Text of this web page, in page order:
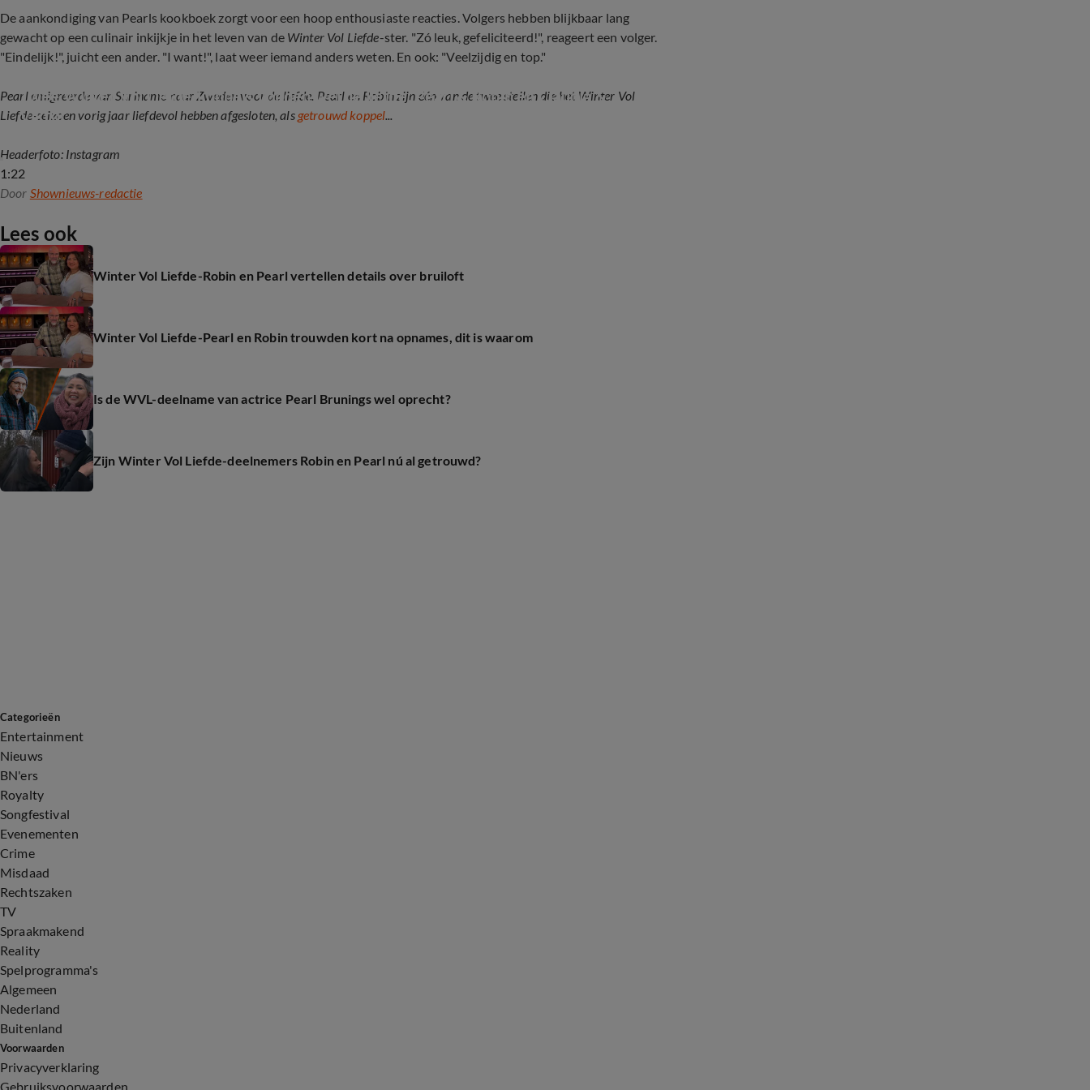
De aankondiging van Pearls kookboek zorgt voor een hoop enthousiaste reacties. Volgers hebben blijkbaar lang
gewacht op een culinair inkijkje in het leven van de Winter Vol Liefde-ster. "Zó leuk, gefeliciteerd!", reageert een volger.
"Eindelijk!", juicht een ander. "I want!", laat weer iemand anders weten. En ook: "Veelzijdig en top."
Pearl emigreerde van Suriname naar Zweden voor de liefde. Pearl en Robin zijn één van de twee stellen die het Winter Vol
Liefde-seizoen vorig jaar liefdevol hebben afgesloten, als getrouwd koppel...
1:22
Twee Winter Vol Liefde-koppels vonden wél de liefde: Pearl & Robin en Claudia &
Viktor
Headerfoto: Instagram
Door Shownieuws-redactie
Lees ook
Winter Vol Liefde-Robin en Pearl vertellen details over bruiloft
Winter Vol Liefde-Pearl en Robin trouwden kort na opnames, dit is waarom
Is de WVL-deelname van actrice Pearl Brunings wel oprecht?
Zijn Winter Vol Liefde-deelnemers Robin en Pearl nú al getrouwd?
Categorieën
Entertainment
Nieuws
BN'ers
Royalty
Songfestival
Evenementen
Crime
Misdaad
Rechtszaken
TV
Spraakmakend
Reality
Spelprogramma's
Algemeen
Nederland
Buitenland
Voorwaarden
Privacyverklaring
Gebruiksvoorwaarden